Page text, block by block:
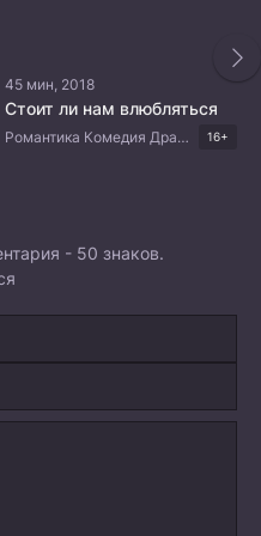
45 мин, 2018
Стоит ли нам влюбляться
Романтика Комедия Драма Китайские дорамы 16+
- 50 знаков.